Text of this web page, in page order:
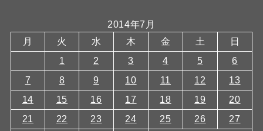
2014年7月
月
火 水 木 金 土
日
1
2 3 4 5
6
7
8 9 10 11 12
13
14
15 16 17 18 19
20
21
22 23 24 25 26 27